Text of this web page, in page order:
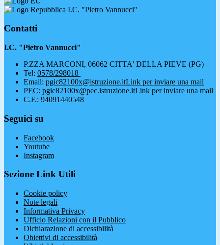
I.C. "Pietro Vannucci"
Contatti
I.C. "Pietro Vannucci"
P.ZZA MARCONI, 06062 CITTA' DELLA PIEVE (PG)
Tel: 0578/298018
Email: pgic82100x@istruzione.itLink per inviare una mail
PEC: pgic82100x@pec.istruzione.itLink per inviare una mail
C.F.: 94091440548
Seguici su
Facebook
Youtube
Instagram
Sezione Link Utili
Cookie policy
Note legali
Informativa Privacy
Ufficio Relazioni con il Pubblico
Dichiarazione di accessibilità
Obiettivi di accessibilità